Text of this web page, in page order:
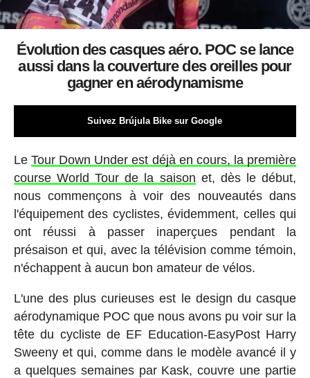
Évolution des casques aéro. POC se lance
aussi dans la couverture des oreilles pour
gagner en aérodynamisme
Suivez Brújula Bike sur Google
Le Tour Down Under est déjà en cours, la première
course World Tour de la saison et, dès le début,
nous commençons à voir des nouveautés dans
l'équipement des cyclistes, évidemment, celles qui
ont réussi à passer inaperçues pendant la
présaison et qui, avec la télévision comme témoin,
n'échappent à aucun bon amateur de vélos.
L'une des plus curieuses est le design du casque
aérodynamique POC que nous avons pu voir sur la
tête du cycliste de EF Education-EasyPost Harry
Sweeny et qui, comme dans le modèle avancé il y
a quelques semaines par Kask, couvre une partie